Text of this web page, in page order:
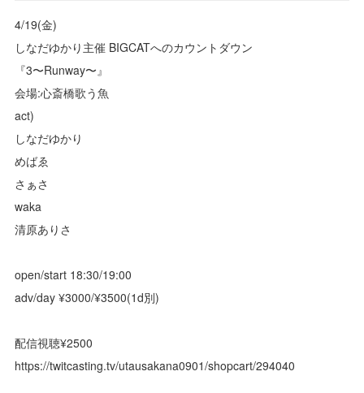
4/19(金)
しなだゆかり主催 BIGCATへのカウントダウン
『3〜Runway〜』
会場:心斎橋歌う魚
act)
しなだゆかり
めばゑ
さぁさ
waka
清原ありさ
open/start 18:30/19:00
adv/day ¥3000/¥3500(1d別)
配信視聴¥2500
https://twitcasting.tv/utausakana0901/shopcart/294040